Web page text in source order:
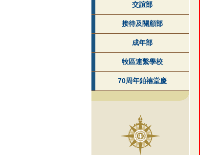
交誼部
接待及關顧部
成年部
牧區連繫學校
70周年鉑禧堂慶